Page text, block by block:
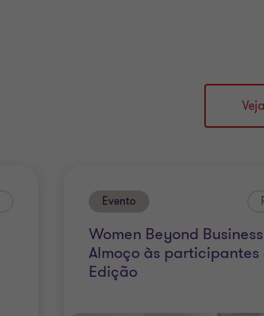
Evento
Women Beyond
Almoço às participantes
Edição